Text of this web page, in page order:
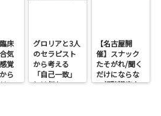
床
気
覚
ら
ン
グロリアと3人
のセラピスト
から考える
「自己一致」
とは何か──
【名古屋開
催】スナック
たそがれ/聞く
だけにならな
い傾聴講座